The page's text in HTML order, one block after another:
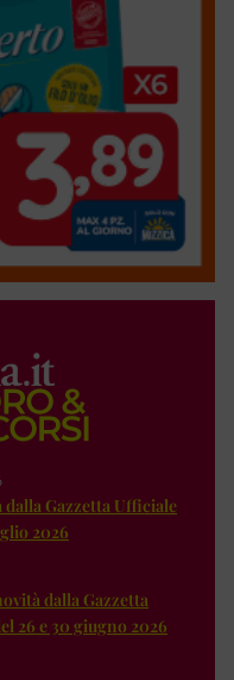
Gazzetta Ufficiale
2026
dalla Gazzetta
26 e 30 giugno 2026